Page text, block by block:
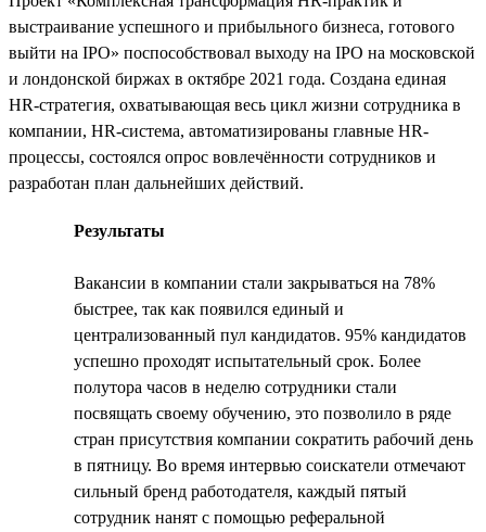
выстраивание успешного и прибыльного бизнеса, готового
выйти на IPO» поспособствовал выходу на IPO на московской
и лондонской биржах в октябре 2021 года. Создана единая
HR-стратегия, охватывающая весь цикл жизни сотрудника в
компании, HR-система, автоматизированы главные HR-
процессы, состоялся опрос вовлечённости сотрудников и
разработан план дальнейших действий.
Результаты
Вакансии в компании стали закрываться на 78%
быстрее, так как появился единый и
централизованный пул кандидатов. 95% кандидатов
успешно проходят испытательный срок. Более
полутора часов в неделю сотрудники стали
посвящать своему обучению, это позволило в ряде
стран присутствия компании сократить рабочий день
в пятницу. Во время интервью соискатели отмечают
сильный бренд работодателя, каждый пятый
сотрудник нанят с помощью реферальной